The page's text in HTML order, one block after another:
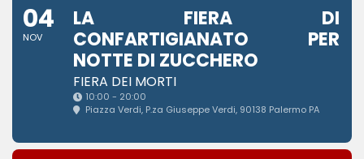
04
NOV
LA FIERA DI
CONFARTIGIANATO PER
NOTTE DI ZUCCHERO
FIERA DEI MORTI
10:00 - 20:00
Piazza Verdi, P.za Giuseppe Verdi, 90138 Palermo PA